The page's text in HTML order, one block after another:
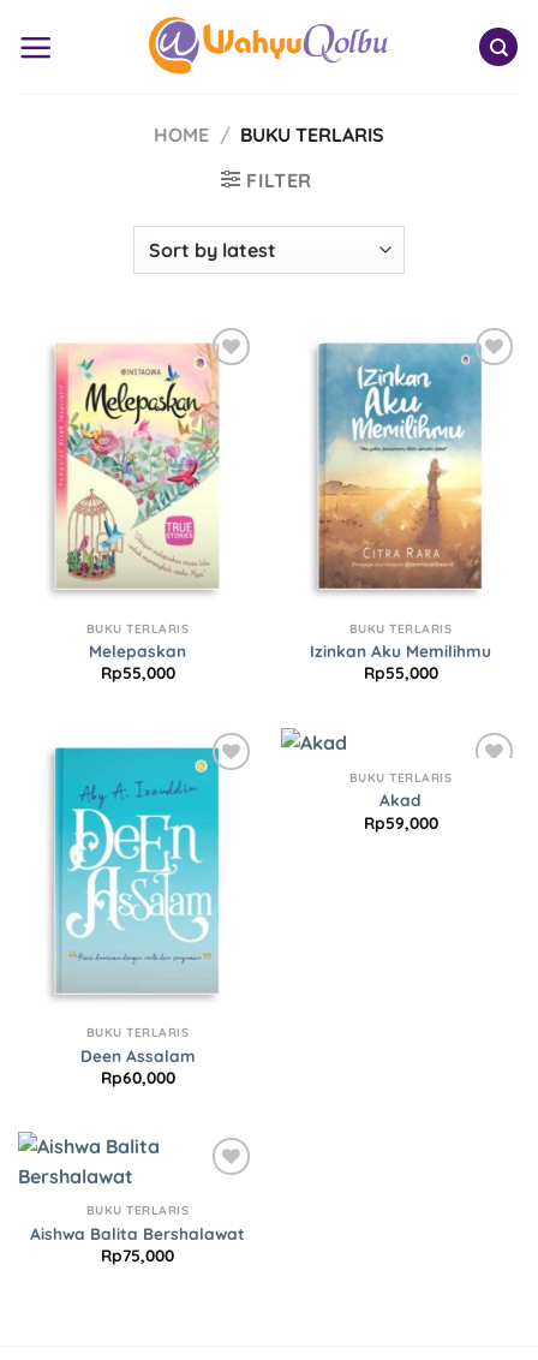
HOME / BUKU TERLARIS
FILTER
Add to
Wishlist
BUKU TERLARIS
Melepaskan
Rp55,000
BUKU TERLARIS
Izinkan Aku Memilihmu
Rp55,000
BUKU TERLARIS
Deen Assalam
Rp60,000
BUKU TERLARIS
Akad
Rp59,000
BUKU TERLARIS
Aishwa Balita Bershalawat
Rp75,000